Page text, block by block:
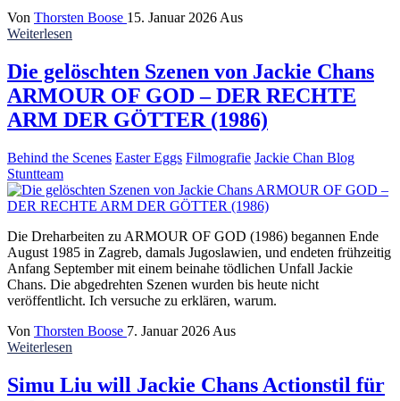
Von Thorsten Boose 15. Januar 2026Aus
Weiterlesen
Die gelöschten Szenen von Jackie Chans
ARMOUR OF GOD – DER RECHTE
ARM DER GÖTTER (1986)
Behind the Scenes Easter Eggs Filmografie Jackie Chan Blog
Stuntteam
Die Dreharbeiten zu ARMOUR OF GOD (1986) begannen Ende
August 1985 in Zagreb, damals Jugoslawien, und endeten frühzeitig
Anfang September mit einem beinahe tödlichen Unfall Jackie
Chans. Die abgedrehten Szenen wurden bis heute nicht
veröffentlicht. Ich versuche zu erklären, warum.
Von Thorsten Boose 7. Januar 2026 Aus
Weiterlesen
Simu Liu will Jackie Chans Actionstil für